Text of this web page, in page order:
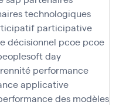
technologiques
participative
décisionnel pcoe pcoe
day
performance
applicative
des modèles